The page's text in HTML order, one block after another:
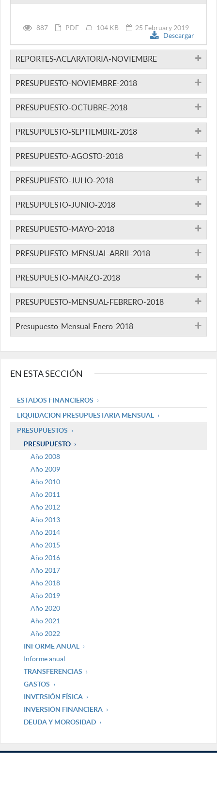
887 PDF 104 KB
25 February 2019
Descargar
REPORTES-ACLARATORIA-NOVIEMBRE
PRESUPUESTO-NOVIEMBRE-2018
PRESUPUESTO-OCTUBRE-2018
PRESUPUESTO-SEPTIEMBRE-2018
PRESUPUESTO-AGOSTO-2018
PRESUPUESTO-JULIO-2018
PRESUPUESTO-JUNIO-2018
PRESUPUESTO-MAYO-2018
PRESUPUESTO-MENSUAL-ABRIL-2018
PRESUPUESTO-MARZO-2018
PRESUPUESTO-MENSUAL-FEBRERO-2018
Presupuesto-Mensual-Enero-2018
EN ESTA SECCIÓN
ESTADOS FINANCIEROS
LIQUIDACIÓN PRESUPUESTARIA MENSUAL
PRESUPUESTOS
PRESUPUESTO
Año 2008
Año 2009
Año 2010
Año 2011
Año 2012
Año 2013
Año 2014
Año 2015
Año 2016
Año 2017
Año 2018
Año 2019
Año 2020
Año 2021
Año 2022
INFORME ANUAL
Informe anual
TRANSFERENCIAS
GASTOS
INVERSIÓN FÍSICA
INVERSIÓN FINANCIERA
DEUDA Y MOROSIDAD